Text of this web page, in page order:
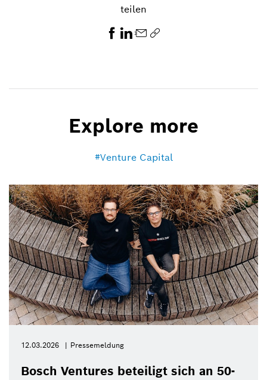
teilen
Explore more
Venture Capital
12.03.2026 Pressemeldung
Bosch Ventures beteiligt sich an 50-